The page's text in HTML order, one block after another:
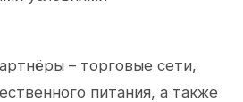
– торговые сети,
питания, а также